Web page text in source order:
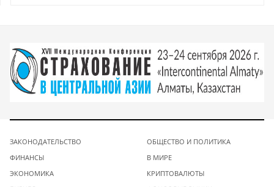
ЗАКОНОДАТЕЛЬСТВО
ФИНАНСЫ
ЭКОНОМИКА
ОБЩЕСТВО И ПОЛИТИКА
В МИРЕ
КРИПТОВАЛЮТЫ